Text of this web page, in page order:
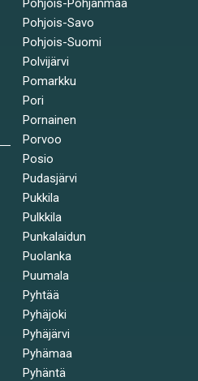
Pohjois-Pohjanmaa
Pohjois-Savo
Pohjois-Suomi
Polvijärvi
Pomarkku
Pori
Pornainen
Porvoo
Posio
Pudasjärvi
Pukkila
Pulkkila
Punkalaidun
Puolanka
Puumala
Pyhtää
Pyhäjoki
Pyhäjärvi
Pyhämaa
Pyhäntä